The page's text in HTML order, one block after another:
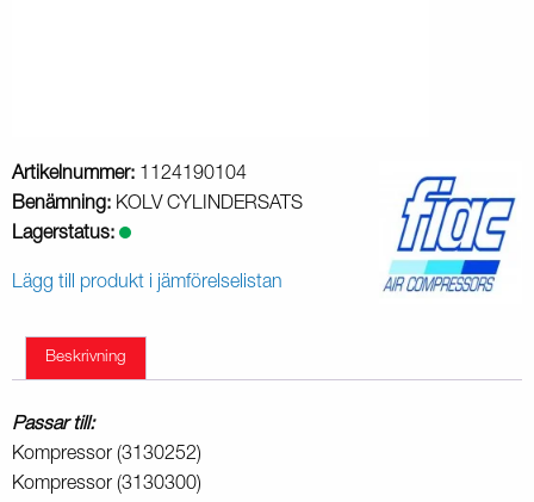
Artikelnummer: 1124190104
Benämning: KOLV CYLINDERSATS
Lagerstatus:
Lägg till produkt i jämförelselistan
Beskrivning
Passar till:
Kompressor (3130252)
Kompressor (3130300)